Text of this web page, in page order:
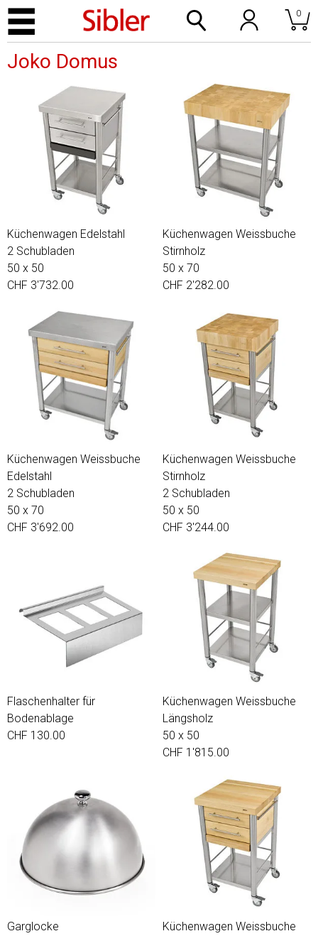
0
Joko Domus
Küchenwagen Edelstahl
2 Schubladen
50 x 50
CHF 3'732.00
Küchenwagen Weissbuche
Stirnholz
50 x 70
CHF 2'282.00
Küchenwagen Weissbuche
Edelstahl
2 Schubladen
50 x 70
CHF 3'692.00
Küchenwagen Weissbuche
Stirnholz
2 Schubladen
50 x 50
CHF 3'244.00
Flaschenhalter für
Bodenablage
CHF 130.00
Küchenwagen Weissbuche
Längsholz
50 x 50
CHF 1'815.00
Garglocke
Küchenwagen Weissbuche